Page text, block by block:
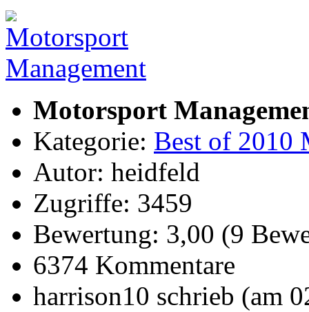
Motorsport
Kategorie: Best of 2010
Autor: heidfeld
Zugriffe: 3459
Bewertung: 3,00 (9
6374 Kommentare
harrison10 schrieb (am